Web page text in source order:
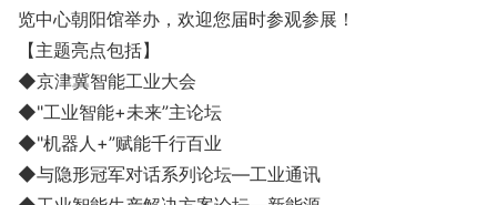
览中心朝阳馆举办，欢迎您届时参观参展！
【主题亮点包括】
◆京津冀智能工业大会
◆"工业智能+未来”主论坛
◆"机器人+”赋能千行百业
◆与隐形冠军对话系列论坛—工业通讯